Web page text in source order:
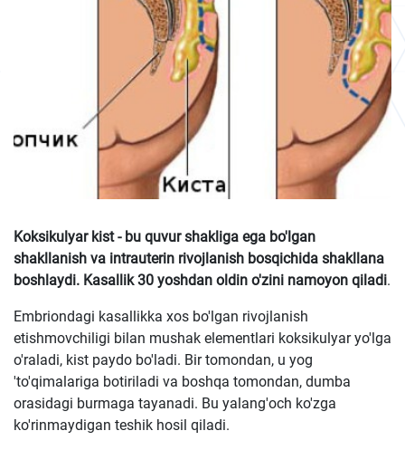
Koksikulyar kist - bu quvur shakliga ega bo'lgan
shakllanish va intrauterin rivojlanish bosqichida shakllana
boshlaydi. Kasallik 30 yoshdan oldin o'zini namoyon qiladi.
Embriondagi kasallikka xos bo'lgan rivojlanish
etishmovchiligi bilan mushak elementlari koksikulyar yo'lga
o'raladi, kist paydo bo'ladi. Bir tomondan, u yog
'to'qimalariga botiriladi va boshqa tomondan, dumba
orasidagi burmaga tayanadi. Bu yalang'och ko'zga
ko'rinmaydigan teshik hosil qiladi.